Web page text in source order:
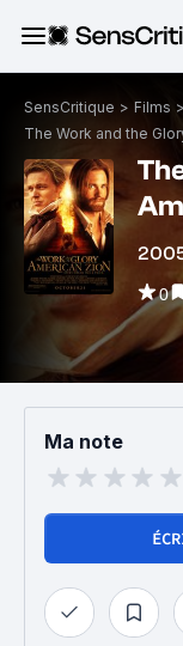
SensCritique > Films >
0
Ma note